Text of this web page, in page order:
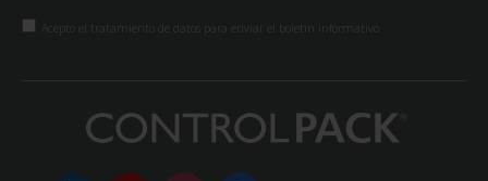
Acepto el tratamiento de datos para enviar el boletín informativo